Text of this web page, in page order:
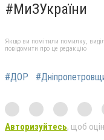
#МиЗУкраїни
Якщо ви помітили помилку,
повідомити про це редакцію
#ДОР
Авторизуйтесь, щоб